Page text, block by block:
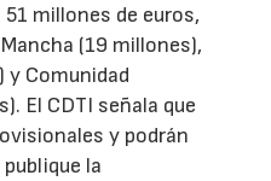
millones de euros,
(19 millones),
y Comunidad
El CDTI señala que
y podrán
la